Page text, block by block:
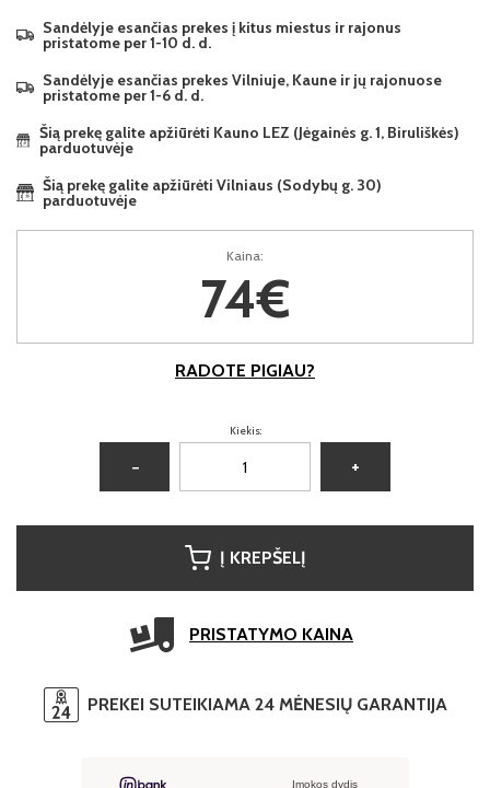
Sandėlyje esančias prekes į kitus miestus ir rajonus
pristatome per 1-10 d. d.
Sandėlyje esančias prekes Vilniuje, Kaune ir jų rajonuose
pristatome per 1-6 d. d.
Šią prekę galite apžiūrėti Kauno LEZ (Jėgainės g. 1, Biruliškės)
parduotuvėje
Šią prekę galite apžiūrėti Vilniaus (Sodybų g. 30)
parduotuvėje
Kaina:
74€
RADOTE PIGIAU?
Kiekis:
− +
Į KREPŠELĮ
PRISTATYMO KAINA
PREKEI SUTEIKIAMA 24 MĖNESIŲ GARANTIJA